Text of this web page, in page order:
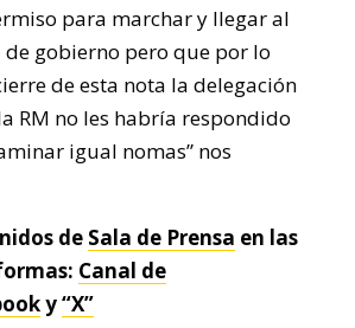
para marchar y llegar al
de gobierno pero que por lo
de esta nota la delegación
RM no les habría respondido
igual nomas” nos
de Sala de Prensa en las
Canal de
y“X”